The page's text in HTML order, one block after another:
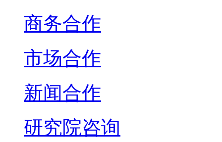
商务合作
市场合作
新闻合作
研究院咨询